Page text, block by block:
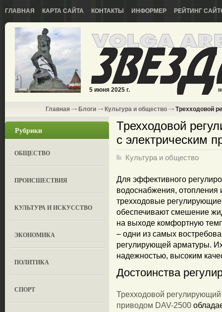
ГЛАВНАЯ КАРТА САЙТА КОНТАКТЫ ИНФОРМЕР РЕЙТИНГ
5 июня 2025 г.
Главная Блоги Культура и общество Трехходовой
Рубрики
ОБЩЕСТВО
ПРОИСШЕСТВИЯ
КУЛЬТУРА И ИСКУССТВО
ЭКОНОМИКА
ПОЛИТИКА
СПОРТ
Трехходовой
с электрическим
Культура и общество
Для эффективного
водоснабжения,
трехходовые
обеспечивают смешение
на выходе комфортную
– одни из самых
регулирующей арматуры.
надежностью, высоким
Достоинства
Трехходовой
приводом DAV-2500